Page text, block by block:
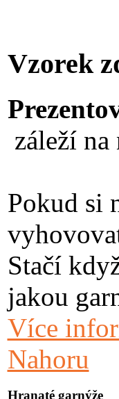
Vzorek
záleží
Pokud si
Stačí
jakou
Více
Nahoru
Hranaté garnýže